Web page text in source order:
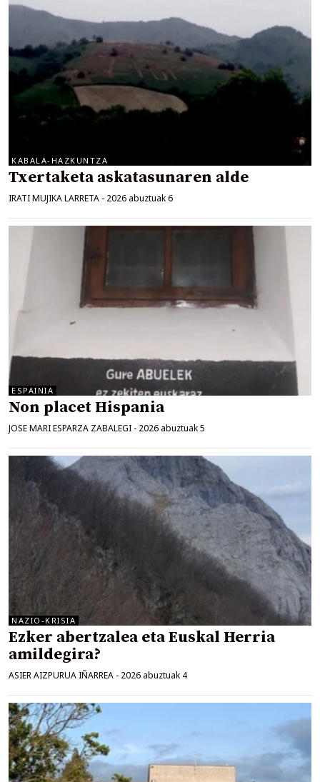
KABALA-HAZKUNTZA
Txertaketa askatasunaren alde
IRATI MUJIKA LARRETA - 2026 abuztuak 6
ESPAINIA
Non placet Hispania
JOSE MARI ESPARZA ZABALEGI - 2026 abuztuak 5
NAZIO-KRISIA
Ezker abertzalea eta Euskal Herria
amildegira?
ASIER AIZPURUA IÑARREA - 2026 abuztuak 4